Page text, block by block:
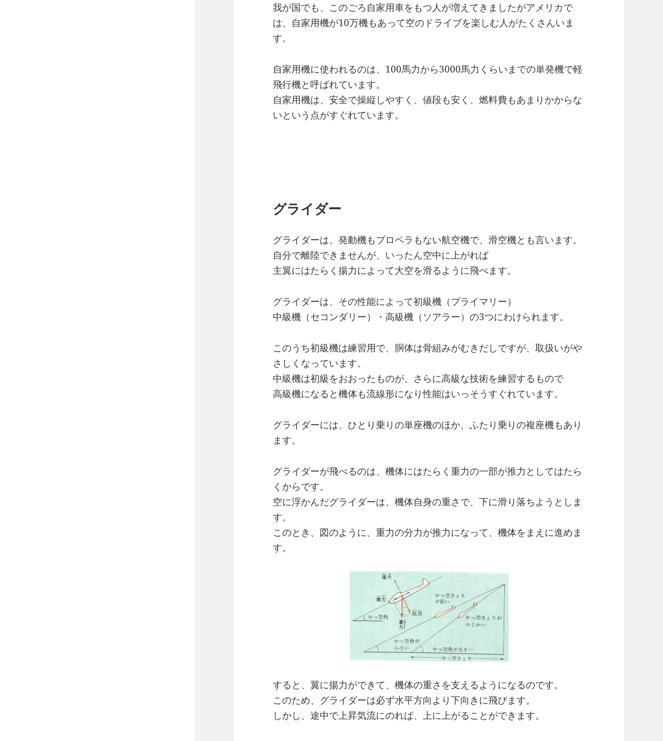
我が国でも、このごろ自家用車をもつ人が増えてきましたがアメリカで
は、自家用機が10万機もあって空のドライブを楽しむ人がたくさんいま
す。
自家用機に使われるのは、100馬力から3000馬力くらいまでの単発機で軽
飛行機と呼ばれています。
自家用機は、安全で操縦しやすく、値段も安く、燃料費もあまりかからな
いという点がすぐれています。
グライダー
グライダーは、発動機もプロペラもない航空機で、滑空機とも言います。
自分で離陸できませんが、いったん空中に上がれば
主翼にはたらく揚力によって大空を滑るように飛べます。
グライダーは、その性能によって初級機（プライマリー）
中級機（セコンダリー）・高級機（ソアラー）の3つにわけられます。
このうち初級機は練習用で、胴体は骨組みがむきだしですが、取扱いがや
さしくなっています。
中級機は初級をおおったものが、さらに高級な技術を練習するもので
高級機になると機体も流線形になり性能はいっそうすぐれています。
グライダーには、ひとり乗りの単座機のほか、ふたり乗りの複座機もあり
ます。
グライダーが飛べるのは、機体にはたらく重力の一部が推力としてはたら
くからです。
空に浮かんだグライダーは、機体自身の重さで、下に滑り落ちようとしま
す。
このとき、図のように、重力の分力が推力になって、機体をまえに進めま
す。
すると、翼に揚力ができて、機体の重さを支えるようになるのです。
このため、グライダーは必ず水平方向より下向きに飛びます。
しかし、途中で上昇気流にのれば、上に上がることができます。